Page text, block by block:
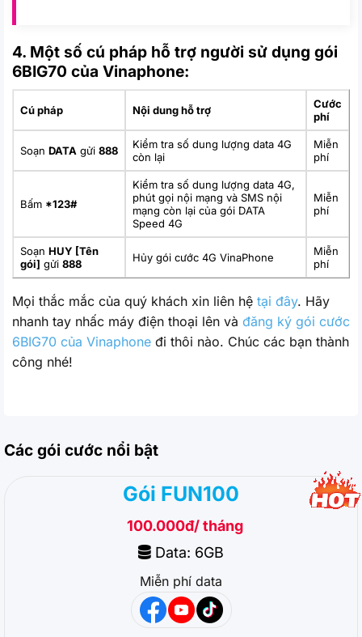
4. Một số cú pháp hỗ trợ người sử dụng gói
6BIG70 của Vinaphone:
Cú pháp Nội dung hỗ trợ
Cước
phí
Soạn DATA gửi 888
Kiểm tra số dung lượng data 4G
còn lại
Miễn
phí
Bấm *123#
Kiểm tra số dung lượng data 4G,
phút gọi nội mạng và SMS nội
mạng còn lại của gói DATA
Speed 4G
Miễn
phí
Soạn HUY [Tên
gói] gửi 888 Hủy gói cước 4G VinaPhone
Miễn
phí
Mọi thắc mắc của quý khách xin liên hệ tại đây. Hãy
nhanh tay nhấc máy điện thoại lên và đăng ký gói cước
6BIG70 của Vinaphone đi thôi nào. Chúc các bạn thành
công nhé!
Các gói cước nổi bật
Gói FUN100
100.000đ/ tháng
Data: 6GB
Miễn phí data